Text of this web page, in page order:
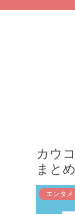
カウ
まとめ
エンタメ